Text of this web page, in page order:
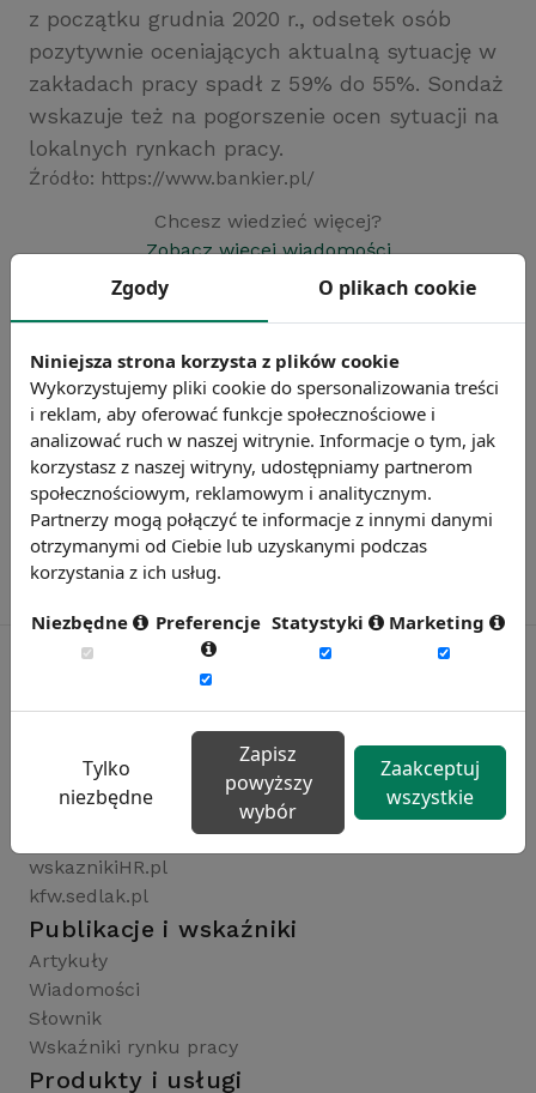
z początku grudnia 2020 r., odsetek osób
pozytywnie oceniających aktualną sytuację w
zakładach pracy spadł z 59% do 55%. Sondaż
wskazuje też na pogorszenie ocen sytuacji na
lokalnych rynkach pracy.
Źródło: https://www.bankier.pl/
Chcesz wiedzieć więcej?
Zobacz więcej wiadomości
Rynekpracy.pl
wynagrodzenia.pl
raportyplacowe.pl
wskaznikiHR.pl
kfw.sedlak.pl
Publikacje i wskaźniki
Artykuły
Wiadomości
Słownik
Wskaźniki rynku pracy
Produkty i usługi
Zgody O plikach cookie
Niniejsza strona korzysta z plików cookie
Wykorzystujemy pliki cookie do spersonalizowania treści
i reklam, aby oferować funkcje społecznościowe i
analizować ruch w naszej witrynie. Informacje o tym, jak
korzystasz z naszej witryny, udostępniamy partnerom
społecznościowym, reklamowym i analitycznym.
Partnerzy mogą połączyć te informacje z innymi danymi
otrzymanymi od Ciebie lub uzyskanymi podczas
korzystania z ich usług.
Niezbędne Preferencje Statystyki Marketing
Tylko
niezbędne
Zapisz
powyższy
wybór
Zaakceptuj
wszystkie